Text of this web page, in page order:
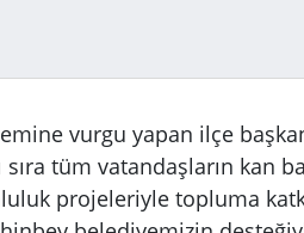
vurgu yapan ilçe
tüm vatandaşların kan
projeleriyle topluma